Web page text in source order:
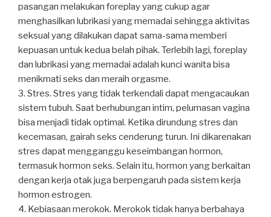
pasangan melakukan foreplay yang cukup agar
menghasilkan lubrikasi yang memadai sehingga aktivitas
seksual yang dilakukan dapat sama-sama memberi
kepuasan untuk kedua belah pihak. Terlebih lagi, foreplay
dan lubrikasi yang memadai adalah kunci wanita bisa
menikmati seks dan meraih orgasme.
3. Stres. Stres yang tidak terkendali dapat mengacaukan
sistem tubuh. Saat berhubungan intim, pelumasan vagina
bisa menjadi tidak optimal. Ketika dirundung stres dan
kecemasan, gairah seks cenderung turun. Ini dikarenakan
stres dapat mengganggu keseimbangan hormon,
termasuk hormon seks. Selain itu, hormon yang berkaitan
dengan kerja otak juga berpengaruh pada sistem kerja
hormon estrogen.
4. Kebiasaan merokok. Merokok tidak hanya berbahaya